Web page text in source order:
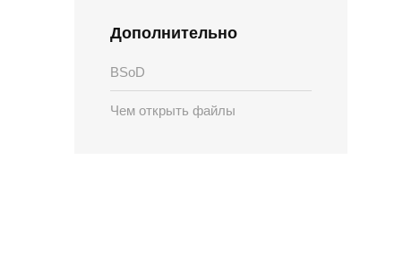
Дополнительно
BSoD
Чем открыть файлы